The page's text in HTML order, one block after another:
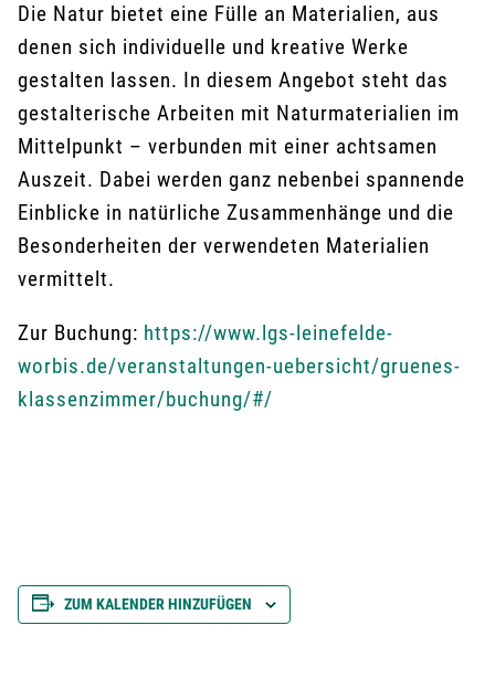
Die Natur bietet eine Fülle an Materialien, aus
denen sich individuelle und kreative Werke
gestalten lassen. In diesem Angebot steht das
gestalterische Arbeiten mit Naturmaterialien im
Mittelpunkt – verbunden mit einer achtsamen
Auszeit. Dabei werden ganz nebenbei spannende
Einblicke in natürliche Zusammenhänge und die
Besonderheiten der verwendeten Materialien
vermittelt.
Zur Buchung: https://www.lgs-leinefelde-
worbis.de/veranstaltungen-uebersicht/gruenes-
klassenzimmer/buchung/#/
ZUM KALENDER HINZUFÜGEN